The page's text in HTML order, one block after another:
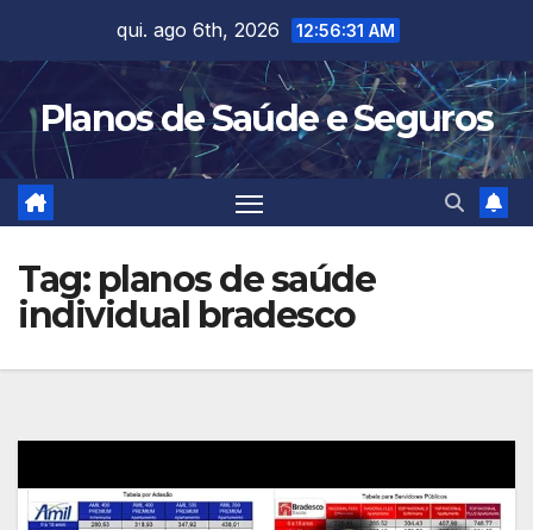
content
qui. ago 6th, 2026 12:56:31 AM
Planos de Saúde e Seguros
Tag: planos de saúde
individual bradesco